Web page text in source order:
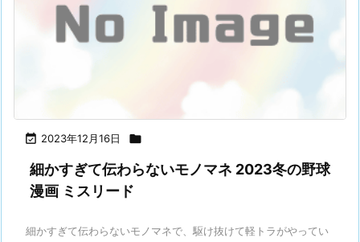
 2023年12月16日 
細かすぎて伝わらないモノマネ 2023冬の野球
漫画 ミスリード
細かすぎて伝わらないモノマネで、駆け抜けて軽トラがやってい